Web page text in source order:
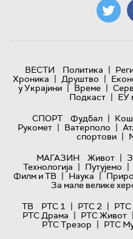
ВЕСТИ Политика |
Хроника | Друштво |
у Украјини | Време |
Подкаст | ЕУ
СПОРТ
Фудбал |
Рукомет | Ватерполо |
спортови |
МАГАЗИН
Живот |
Технологијa | Путујемо |
Филм и ТВ | Наука |
За мале велике
ТВ
РТС 1 | РТС 2 | РТС
РТС Драма | РТС Живот |
РТС Трезор | РТС